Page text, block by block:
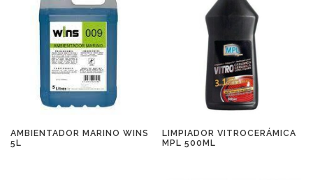
AMBIENTADOR MARINO WINS
5L
LIMPIADOR VITROCERÁMICA
MPL 500ML